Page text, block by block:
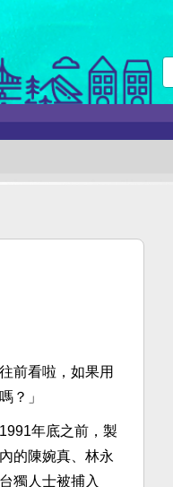
前看啦，如果用
？」
年底之前，製
的陳婉真、林永
獨人士被捕入